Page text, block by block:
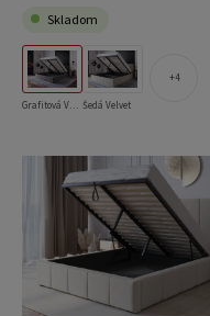
Skladom
Šedá Velvet
4